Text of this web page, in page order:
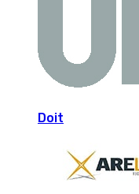
Doit